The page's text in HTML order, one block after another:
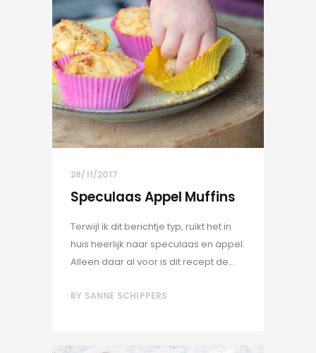
28/11/2017
Speculaas Appel Muffins
Terwijl ik dit berichtje typ, ruikt het in
huis heerlijk naar speculaas en appel.
Alleen daar al voor is dit recept de...
BY SANNE SCHIPPERS